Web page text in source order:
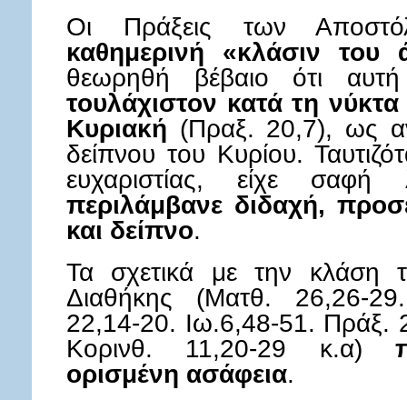
Οι Πράξεις των
καθημερινή «κλάσιν του
θεωρηθή βέβαιο ότι
τουλάχιστον κατά τη
Κυριακή (Πραξ. 20,7), ως
δείπνου του Κυρίου.
ευχαριστίας, είχε σαφή
περιλάμβανε διδαχή,
και δείπνο.
Τα σχετικά με την κλάση
Διαθήκης (Ματθ. 26,26-
22,14-20. Ιω.6,48-51. Πράξ.
Κορινθ. 11,20-29 κ.α)
ορισμένη ασάφεια.